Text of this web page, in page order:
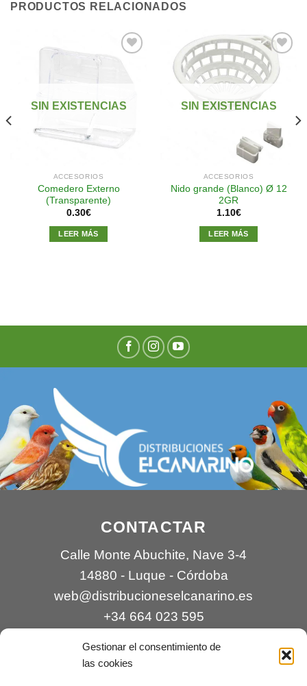
Gestionar el consentimiento de
las cookies
PRODUCTOS RELACIONADOS
lista de
SIN EXISTENCIAS
ACCESORIOS
Comedero Externo
(Transparente)
0.30€
LEER MÁS
lista de
SIN EXISTENCIAS
ACCESORIOS
Nido grande (Blanco) Ø 12
2GR
1.10€
LEER MÁS
CONTACTAR
Calle Monte Abuchite, Nave 3-4
14880 - Luque - Córdoba
web@distribucioneselcanarino.es
+34 664 023 595